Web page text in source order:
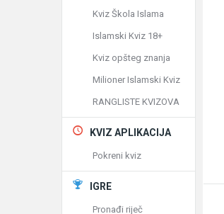
Kviz Škola Islama
Islamski Kviz 18+
Kviz opšteg znanja
Milioner Islamski Kviz
RANGLISTE KVIZOVA
KVIZ APLIKACIJA
Pokreni kviz
IGRE
Pronađi riječ